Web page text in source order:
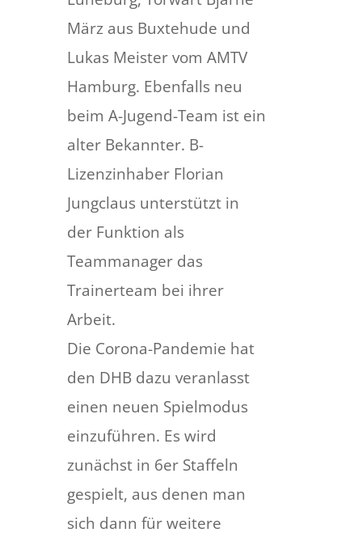
März aus Buxtehude und
Lukas Meister vom AMTV
Hamburg. Ebenfalls neu
beim A-Jugend-Team ist ein
alter Bekannter. B-
Lizenzinhaber Florian
Jungclaus unterstützt in
der Funktion als
Teammanager das
Trainerteam bei ihrer
Arbeit.
Die Corona-Pandemie hat
den DHB dazu veranlasst
einen neuen Spielmodus
einzuführen. Es wird
zunächst in 6er Staffeln
gespielt, aus denen man
sich dann für weitere